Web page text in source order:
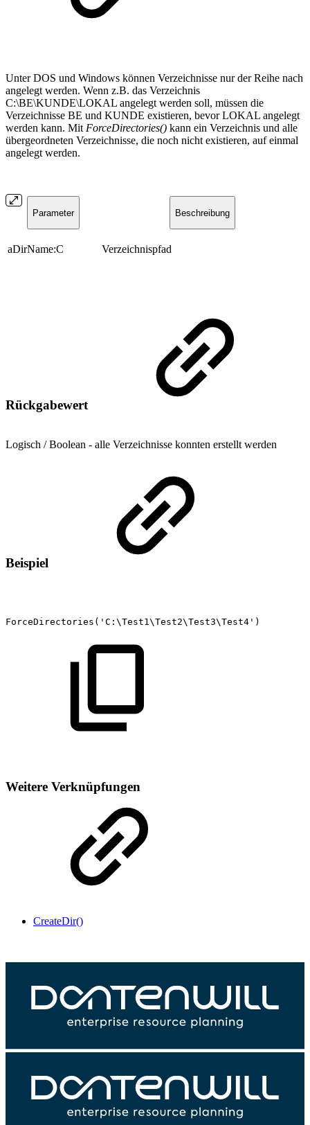
Unter DOS und Windows können Verzeichnisse nur der Reihe nach
angelegt werden. Wenn z.B. das Verzeichnis
C:\BE\KUNDE\LOKAL angelegt werden soll, müssen die
Verzeichnisse BE und KUNDE existieren, bevor LOKAL angelegt
werden kann. Mit ForceDirectories() kann ein Verzeichnis und alle
übergeordneten Verzeichnisse, die noch nicht existieren, auf einmal
angelegt werden.
Parameter Beschreibung
aDirName:C Verzeichnispfad
Rückgabewert
Logisch / Boolean - alle Verzeichnisse konnten erstellt werden
Beispiel
ForceDirectories('C:\Test1\Test2\Test3\Test4')
Weitere Verknüpfungen
CreateDir()